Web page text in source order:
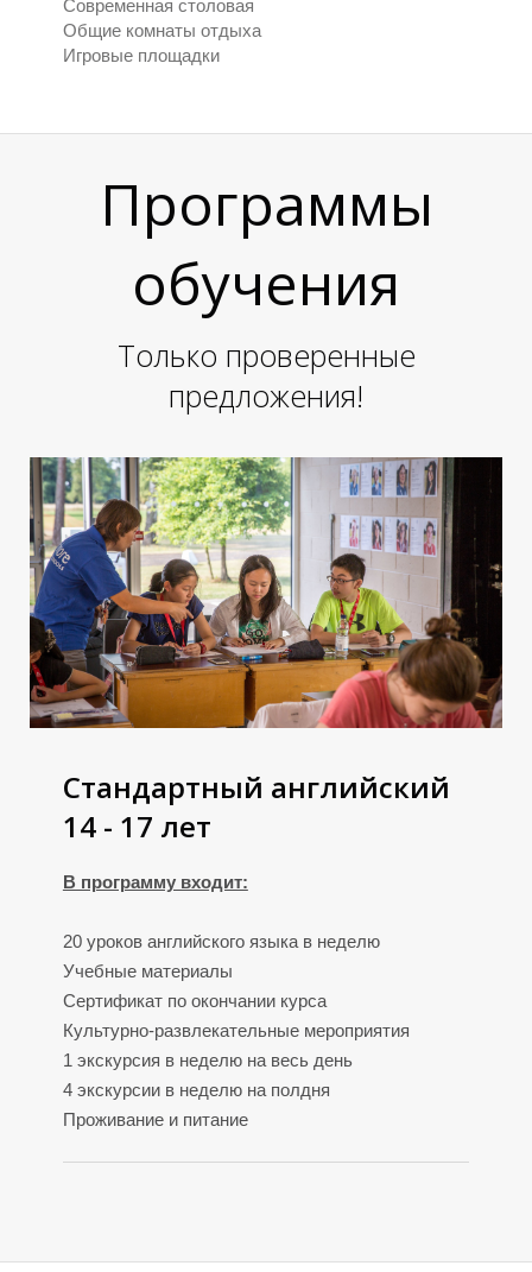
Л
Е
Современная столовая
Общие комнаты отдыха
Игровые площадки
Программы
обучения
Только проверенные
предложения!
Стандартный английский
14 - 17 лет
В программу входит:
20 уроков английского языка в неделю
Учебные материалы
Сертификат по окончании курса
Культурно-развлекательные мероприятия
1 экскурсия в неделю на весь день
4 экскурсии в неделю на полдня
Проживание и питание
Л
Е